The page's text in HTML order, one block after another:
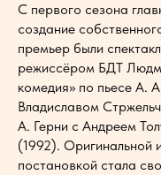
С первого сезона
создание
премьер были
режиссёром БДТ
комедия» по пьесе А.
Владиславом
А. Герни с Андреем
(1992). Оригинальной
постановкой стала